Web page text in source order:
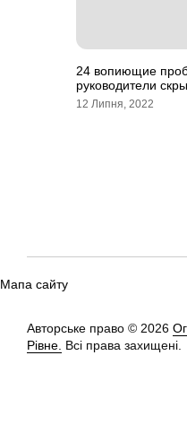
24 вопиющие
руководители
12 Липня, 2022
Мапа сайту
Авторське право © 2026
Рівне. Всі права захищені.